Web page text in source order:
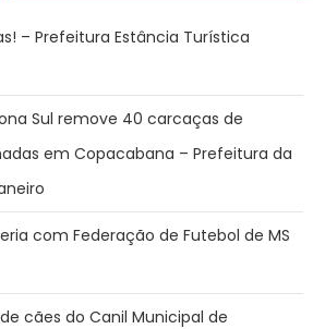
– Prefeitura Estância Turística
Sul remove 40 carcaças de
em Copacabana – Prefeitura da
com Federação de Futebol de MS
cães do Canil Municipal de